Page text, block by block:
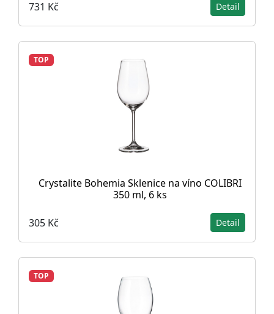
731 Kč Detail
TOP
Crystalite Bohemia Sklenice na víno COLIBRI
350 ml, 6 ks
305 Kč Detail
TOP